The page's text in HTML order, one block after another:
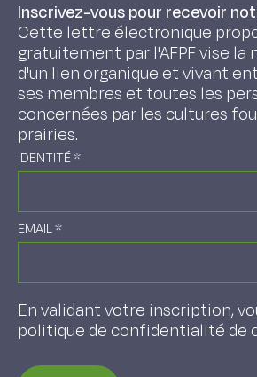
Inscrivez-vous pour recevoir
Cette lettre électronique
gratuitement par l'AFPF vise la
d'un lien organique et vivant
ses membres et toutes les
concernées par les cultures
prairies.
IDENTITÉ*
EMAIL*
En validant votre inscription,
politique de confidentialité de